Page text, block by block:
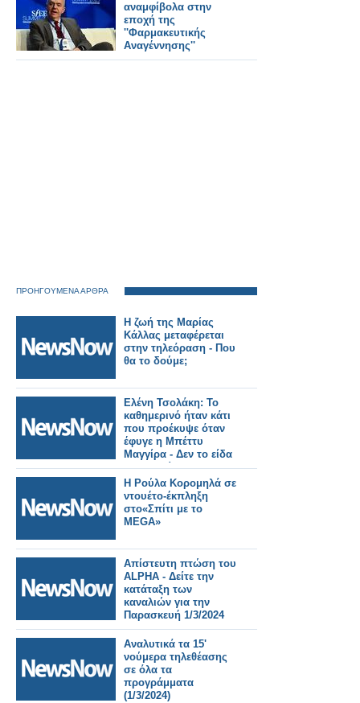
αναμφίβολα στην
εποχή της
''Φαρμακευτικής
Αναγέννησης''
ΠΡΟΗΓΟΥΜΕΝΑ ΑΡΘΡΑ
Η ζωή της Μαρίας
Κάλλας μεταφέρεται
στην τηλεόραση - Που
θα το δούμε;
Ελένη Τσολάκη: Το
καθημερινό ήταν κάτι
που προέκυψε όταν
έφυγε η Μπέττυ
Μαγγίρα - Δεν το είδα
σαν δικαίωση
Η Ρούλα Κορομηλά σε
ντουέτο-έκπληξη
στο«Σπίτι με το
MEGA»
Απίστευτη πτώση του
ALPHA - Δείτε την
κατάταξη των
καναλιών για την
Παρασκευή 1/3/2024
Αναλυτικά τα 15'
νούμερα τηλεθέασης
σε όλα τα
προγράμματα
(1/3/2024)